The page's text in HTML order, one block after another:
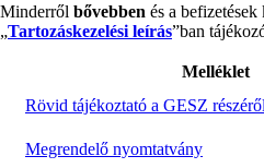
Minderről bővebben és a
„Tartozáskezelési leírás”ban
Melléklet
Rövid tájékoztató a GESZ részéről
Megrendelő nyomtatvány